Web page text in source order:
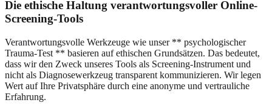
Die ethische Haltung verantwortungsvoller Online-
Screening-Tools
Verantwortungsvolle Werkzeuge wie unser ** psychologischer
Trauma-Test ** basieren auf ethischen Grundsätzen. Das bedeutet,
dass wir den Zweck unseres Tools als Screening-Instrument und
nicht als Diagnosewerkzeug transparent kommunizieren. Wir legen
Wert auf Ihre Privatsphäre durch eine anonyme und vertrauliche
Erfahrung.